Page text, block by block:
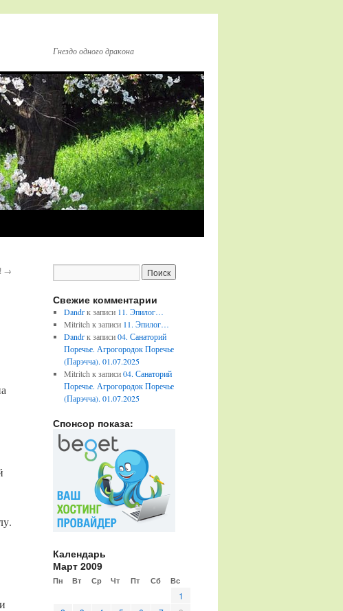
Гнездо одного дракона
→
Свежие комментарии
Dandrк записи 11. Эпилог…
Mitritch к записи 11. Эпилог…
Dandrк записи04. Санаторий
Поречье. Агрогородок Поречье
(Парэчча). 01.07.2025
Mitritch к записи04. Санаторий
Поречье. Агрогородок Поречье
(Парэчча). 01.07.2025
Спонсор показа:
Календарь
Март 2009
Пн Вт Ср Чт Пт Сб Вс
1